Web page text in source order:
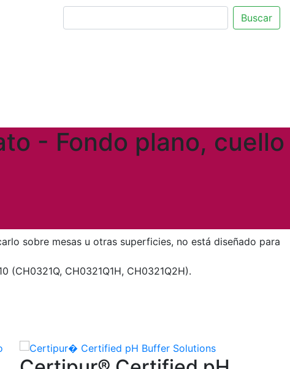
Buscar
- Fondo plano, cuello
sobre mesas u otras superficies, no está diseñado para
CH0321Q1H, CH0321Q2H).